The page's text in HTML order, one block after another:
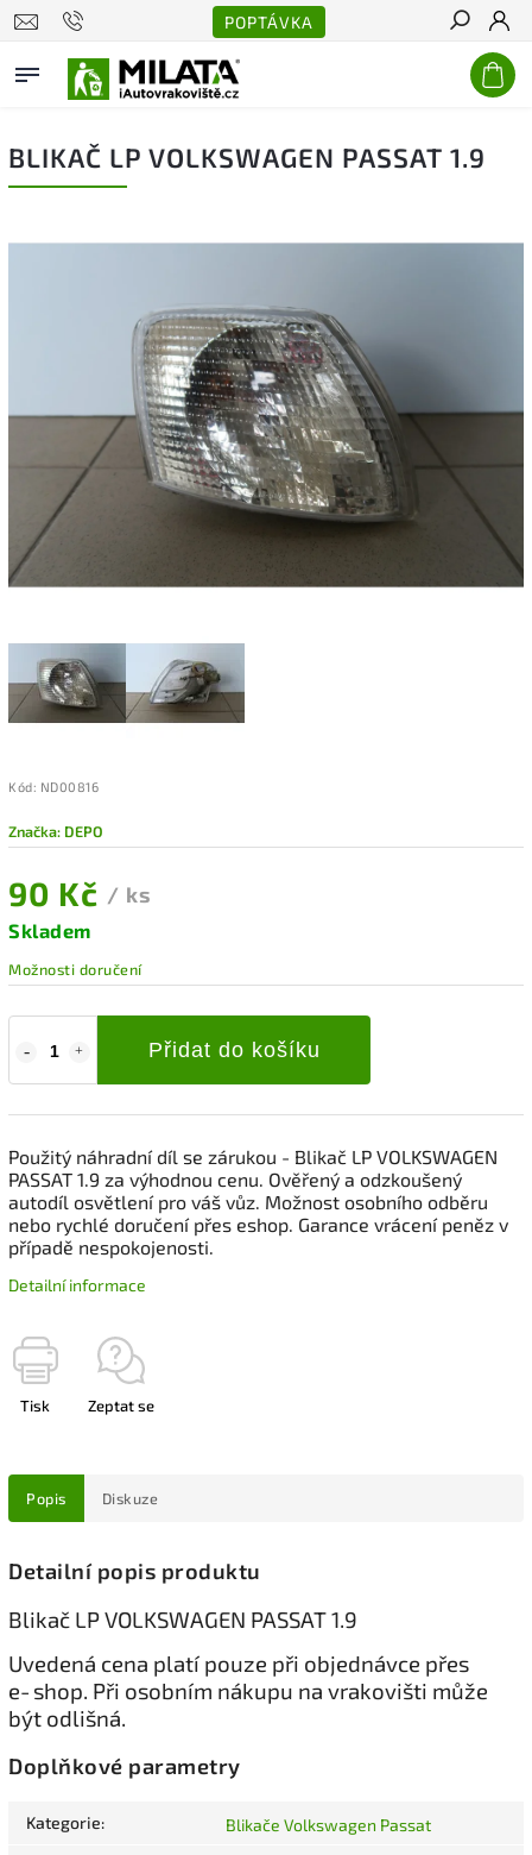
POPTÁVKA
Hledat
BLIKAČ LP VOLKSWAGEN PASSAT 1.9
Kód: ND00816
Značka: DEPO
90 Kč / ks
Skladem
Možnosti doručení
Přidat do košíku
Použitý náhradní díl se zárukou - Blikač LP VOLKSWAGEN
PASSAT 1.9 za výhodnou cenu. Ověřený a odzkoušený
autodíl osvětlení pro váš vůz. Možnost osobního odběru
nebo rychlé doručení přes eshop. Garance vrácení peněz v
případě nespokojenosti.
Detailní informace
Tisk Zeptat se
Popis Diskuze
Detailní popis produktu
Blikač LP VOLKSWAGEN PASSAT 1.9
Uvedená cena platí pouze při objednávce přes
e‑shop. Při osobním nákupu na vrakovišti může
být odlišná.
Doplňkové parametry
Kategorie: Blikače Volkswagen Passat